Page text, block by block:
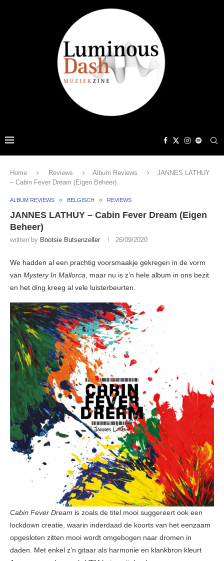
Home Reviews Album Reviews
JANNES LATHUY
– Cabin Fever Dream (Eigen Beheer)
ALBUM REVIEWS BELGISCH REVIEWS
JANNES LATHUY – Cabin Fever Dream (Eigen
Beheer)
written by Bootsie Butsenzeller 26/09/2020
We hadden al een prachtig voorsmaakje gekregen in de vorm
van Mystery In Mallorca, maar nu is z’n hele album in ons bezit
en het ding kreeg al vele luisterbeurten.
Cabin Fever Dream is zoals de titel mooi suggereert ook een
lockdown creatie, waarin inderdaad de koorts van het eenzaam
opgesloten zitten mooi wordt omgebogen naar dromen in
daden. Met enkel z’n gitaar als harmonie en klankbron kleurt